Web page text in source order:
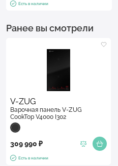
Есть в наличии
Ранее вы смотрели
V-ZUG
Варочная панель V-ZUG
CookTop V4000 I302
309 990 ₽
Есть в наличии